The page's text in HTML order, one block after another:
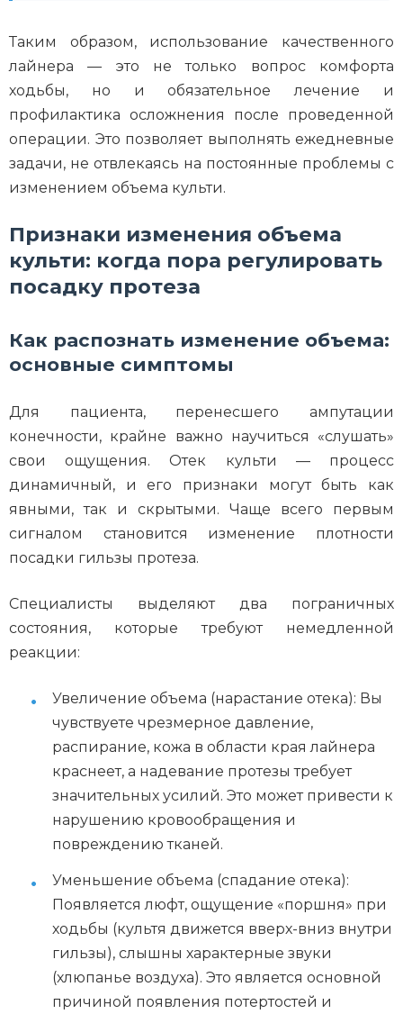
Таким образом, использование качественного
лайнера — это не только вопрос комфорта
ходьбы, но и обязательное лечение и
профилактика осложнения после проведенной
операции. Это позволяет выполнять ежедневные
задачи, не отвлекаясь на постоянные проблемы с
изменением объема культи.
Признаки изменения объема
культи: когда пора регулировать
посадку протеза
Как распознать изменение объема:
основные симптомы
Для пациента, перенесшего ампутации
конечности, крайне важно научиться «слушать»
свои ощущения. Отек культи — процесс
динамичный, и его признаки могут быть как
явными, так и скрытыми. Чаще всего первым
сигналом становится изменение плотности
посадки гильзы протеза.
Специалисты выделяют два пограничных
состояния, которые требуют немедленной
реакции:
Увеличение объема (нарастание отека): Вы
чувствуете чрезмерное давление,
распирание, кожа в области края лайнера
краснеет, а надевание протезы требует
значительных усилий. Это может привести к
нарушению кровообращения и
повреждению тканей.
Уменьшение объема (спадание отека):
Появляется люфт, ощущение «поршня» при
ходьбы (культя движется вверх-вниз внутри
гильзы), слышны характерные звуки
(хлюпанье воздуха). Это является основной
причиной появления потертостей и